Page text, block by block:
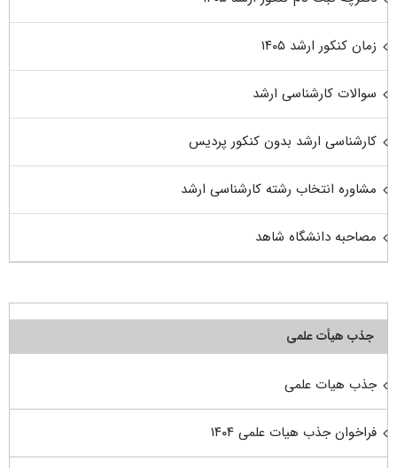
زمان کنکور ارشد ۱۴۰۵
سوالات کارشناسی ارشد
کارشناسی ارشد بدون کنکور پردیس
مشاوره انتخاب رشته کارشناسی ارشد
مصاحبه دانشگاه شاهد
جذب هیأت علمی
جذب هیات علمی
فراخوان جذب هیات علمی ۱۴۰۴